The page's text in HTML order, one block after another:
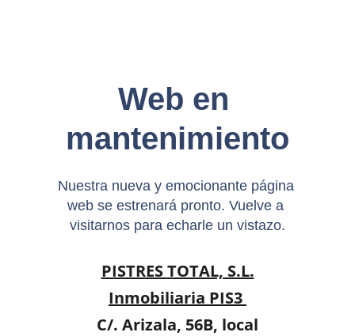
Nuestra nueva y emocionante página
web se estrenará pronto. Vuelve a
visitarnos para echarle un vistazo.
PISTRES TOTAL, S.L.
Inmobiliaria PIS3
C/. Arizala, 56B, local
Web en
mantenimiento